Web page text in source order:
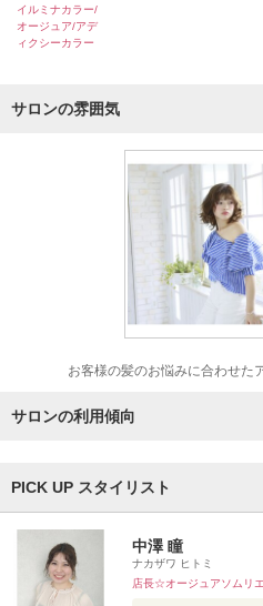
イルミナカラー/
オージュア/アデ
ィクシーカラー
サロンの雰囲気
お客様の髪のお悩みに合わせた
サロンの利用傾向
PICK UP スタイリスト
中澤 瞳
ナカザワ ヒトミ
店長☆オージュアソムリエ